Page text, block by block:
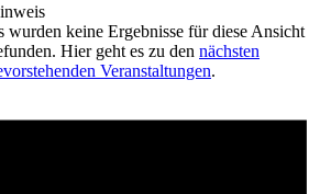
wurden keine Ergebnisse für diese Ansicht
Hier geht es zu den nächsten
Veranstaltungen.